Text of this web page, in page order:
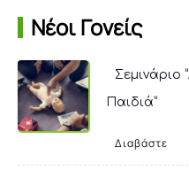
Νέοι Γονείς
Σεμινάριο
Παιδιά”
Διαβάστε